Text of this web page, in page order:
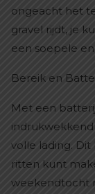
ongeacht het
gravel rijdt, je
een soepele
Bereik en
Met een
volle lading.
ritten kunt
weekendtocht